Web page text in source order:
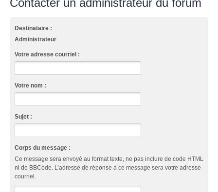
Contacter un administrateur du forum
Destinataire :
Administrateur
Votre adresse courriel :
Votre nom :
Sujet :
Corps du message :
Ce message sera envoyé au format texte, ne pas inclure de code HTML
ni de BBCode. L’adresse de réponse à ce message sera votre adresse
courriel.